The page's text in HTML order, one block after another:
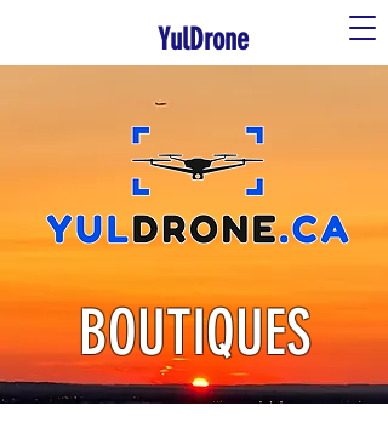
YulDrone
BOUTIQUES